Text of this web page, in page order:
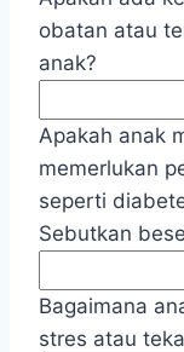
obatan atau
anak?
Apakah anak
memerlukan
seperti
Sebutkan
Bagaimana
stres atau